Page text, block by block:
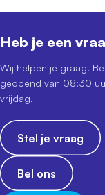
Heb je een
Wij helpen je graag!
geopend van 08:30
vrijdag.
Stel je vraag
Bel ons